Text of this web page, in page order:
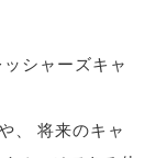
ッシャーズキャ
将来のキャ